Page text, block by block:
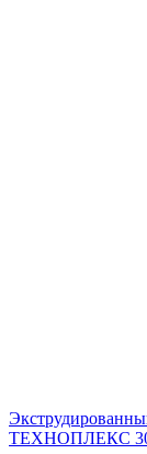
ТЕХНОПЛЕКС 30